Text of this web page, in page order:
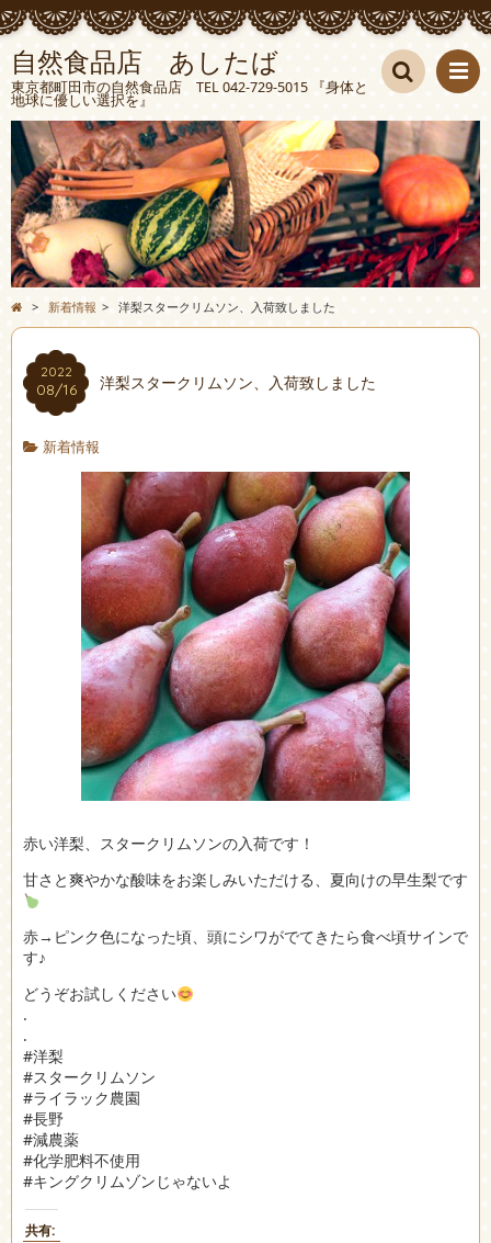
自然食品店 あしたば
東京都町田市の自然食品店 TEL 042-729-5015 『身体と
地球に優しい選択を』 検索
> 新着情報 > 洋梨スタークリムソン、入荷致しました
2022
08/16 洋梨スタークリムソン、入荷致しました
新着情報
赤い洋梨、スタークリムソンの入荷です！
甘さと爽やかな酸味をお楽しみいただける、夏向けの早生梨です
赤→ピンク色になった頃、頭にシワがでてきたら食べ頃サインで
す♪
どうぞお試しください
.
.
#洋梨
#スタークリムソン
#ライラック農園
#長野
#減農薬
#化学肥料不使用
#キングクリムゾンじゃないよ
共有: